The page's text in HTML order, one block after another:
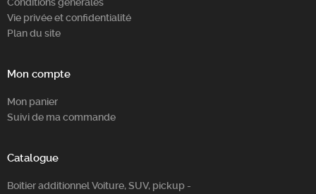
Vie privée et confidentialité
Plan du site
Mon compte
Mon panier
Suivi de ma commande
Catalogue
Boitier additionnel Voiture, SUV, pickup -